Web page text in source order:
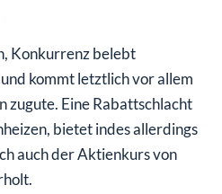
Konkurrenz belebt
kommt letztlich vor allem
zugute. Eine Rabattschlacht
bietet indes allerdings
auch der Aktienkurs von